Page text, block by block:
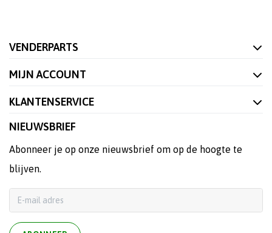
VENDERPARTS
MIJN ACCOUNT
KLANTENSERVICE
NIEUWSBRIEF
Abonneer je op onze nieuwsbrief om op de hoogte te
blijven.